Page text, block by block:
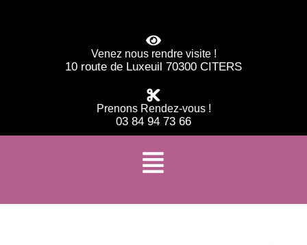
Venez nous rendre visite !
10 route de Luxeuil 70300 CITERS
Prenons Rendez-vous !
03 84 94 73 66